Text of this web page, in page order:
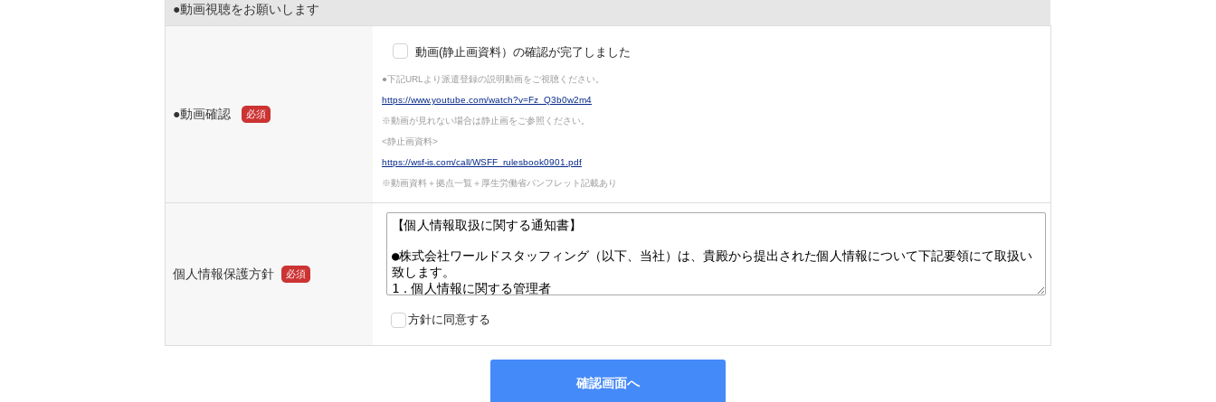
●動画視聴をお願いします
●動画確認 必須
動画(静止画資料）の確認が完了しました
https://www.youtube.com/watch?v=Fz_Q3b0w2m4
※動画が見れない場合は静止画をご参照ください。
https://wsf-is.com/call/WSFF_rulesbook0901.pdf
※動画資料＋拠点一覧＋厚生労働省パンフレット記載あり
個人情報保護方針 必須
方針に同意する
確認画面へ